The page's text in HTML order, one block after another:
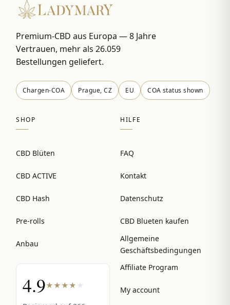
Premium-CBD aus Europa — 8 Jahre
Vertrauen, mehr als 26.059
Bestellungen geliefert.
Chargen-COA Prague, CZ EU COA status shown
SHOP
CBD Blüten
CBD ACTIVE
CBD Hash
Pre-rolls
Anbau
4.9★★★★ ★
HILFE
FAQ
Kontakt
Datenschutz
CBD Blueten kaufen
Allgemeine
Geschäftsbedingungen
Affiliate Program
My account